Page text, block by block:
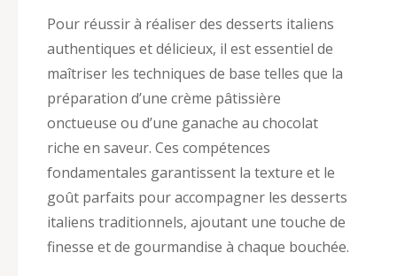
Pour réussir à réaliser des desserts italiens
authentiques et délicieux, il est essentiel de
maîtriser les techniques de base telles que la
préparation d’une crème pâtissière
onctueuse ou d’une ganache au chocolat
riche en saveur. Ces compétences
fondamentales garantissent la texture et le
goût parfaits pour accompagner les desserts
italiens traditionnels, ajoutant une touche de
finesse et de gourmandise à chaque bouchée.